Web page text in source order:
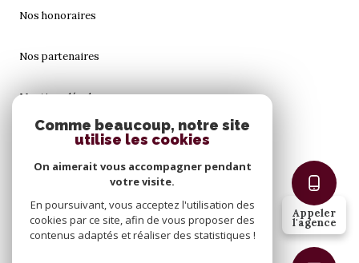
Appeler
l'agence
Nos honoraires
Nos partenaires
Mentions légales
Cookies
Comme beaucoup, notre site
utilise les cookies
On aimerait vous accompagner pendant
votre visite.
En poursuivant, vous acceptez l'utilisation des
cookies par ce site, afin de vous proposer des
contenus adaptés et réaliser des statistiques !